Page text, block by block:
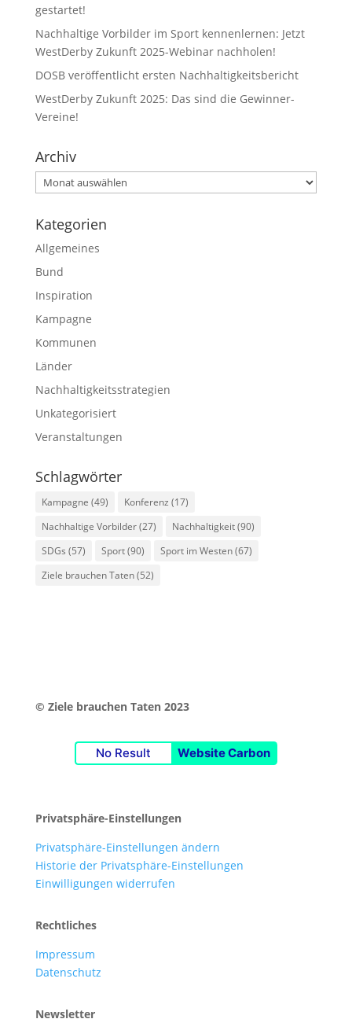
gestartet!
Nachhaltige Vorbilder im Sport kennenlernen: Jetzt
WestDerby Zukunft 2025-Webinar nachholen!
DOSB veröffentlicht ersten Nachhaltigkeitsbericht
WestDerby Zukunft 2025: Das sind die Gewinner-
Vereine!
Archiv
Archiv
Kategorien
Allgemeines
Bund
Inspiration
Kampagne
Kommunen
Länder
Nachhaltigkeitsstrategien
Unkategorisiert
Veranstaltungen
Schlagwörter
Kampagne (49) Konferenz (17)
Nachhaltige Vorbilder(27) Nachhaltigkeit(90)
SDGs (57) Sport(90) Sport im Westen(67)
Ziele brauchen Taten(52)
© Ziele brauchen Taten 2023
No Result Website Carbon
Privatsphäre-Einstellungen
Privatsphäre-Einstellungen ändern
Historie der Privatsphäre-Einstellungen
Einwilligungen widerrufen
Rechtliches
Impressum
Datenschutz
Newsletter